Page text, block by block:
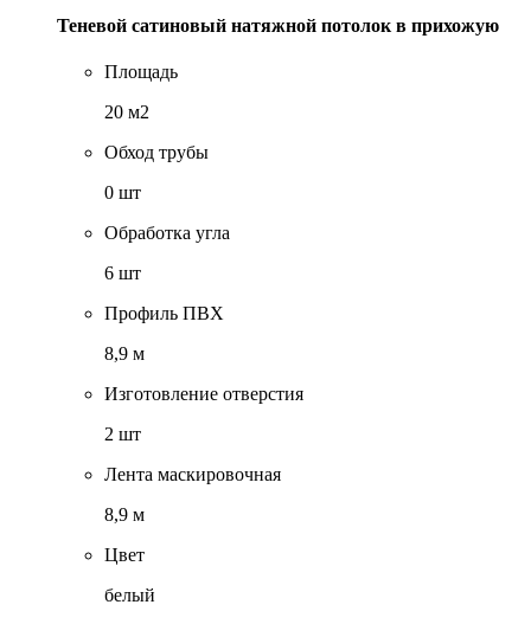
Теневой сатиновый натяжной потолок в прихожую
Площадь
20 м2
Обход трубы
0 шт
Обработка угла
6 шт
Профиль ПВХ
8,9 м
Изготовление отверстия
2 шт
Лента маскировочная
8,9 м
Цвет
белый